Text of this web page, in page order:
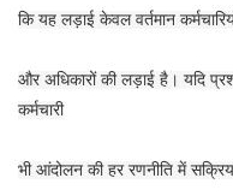
कि यह लड़ाई केवल वर्तमान
और अधिकारों की लड़ाई है। यदि
कर्मचारी
भी आंदोलन की हर रणनीति में सक्रिय